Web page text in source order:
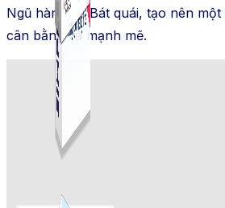
Simple Replay
Simple Live
Phần mềm tạo kịch bản bình
Ngũ hành và Bát quái, tạo nên
cân bằng và mạnh mẽ.